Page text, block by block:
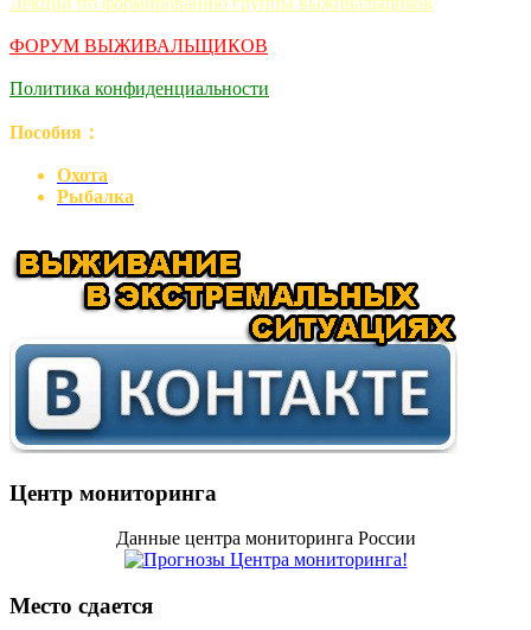
ФОРУМ ВЫЖИВАЛЬЩИКОВ
Политика конфиденциальности
Пособия：
Охота
Рыбалка
Центр мониторинга
Данные центра мониторинга России
Место сдается